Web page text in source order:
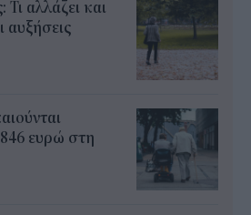
Τι αλλάζει και
αυξήσεις
ευρώ στη